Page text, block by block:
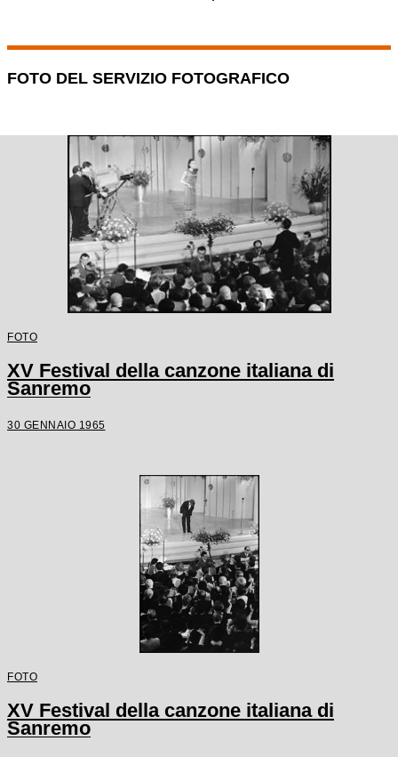
FOTO DEL SERVIZIO FOTOGRAFICO
FOTO
XV Festival della canzone italiana di
Sanremo
30 GENNAIO 1965
FOTO
XV Festival della canzone italiana di
Sanremo